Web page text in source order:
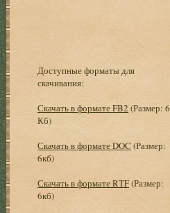
Доступные форматы для
скачивания:
Скачать в формате FB2 (Размер: 6
Кб)
Скачать в формате DOC (Размер:
6кб)
Скачать в формате RTF(Размер:
6кб)